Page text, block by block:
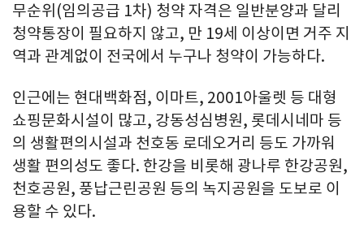
무순위(임의공급 1차) 청약 자격은 일반분양과 달리
청약통장이 필요하지 않고, 만 19세 이상이면 거주 지
역과 관계없이 전국에서 누구나 청약이 가능하다.
인근에는 현대백화점, 이마트, 2001아울렛 등 대형
쇼핑문화시설이 많고, 강동성심병원, 롯데시네마 등
의 생활편의시설과 천호동 로데오거리 등도 가까워
생활 편의성도 좋다. 한강을 비롯해 광나루 한강공원,
천호공원, 풍납근린공원 등의 녹지공원을 도보로 이
용할 수 있다.